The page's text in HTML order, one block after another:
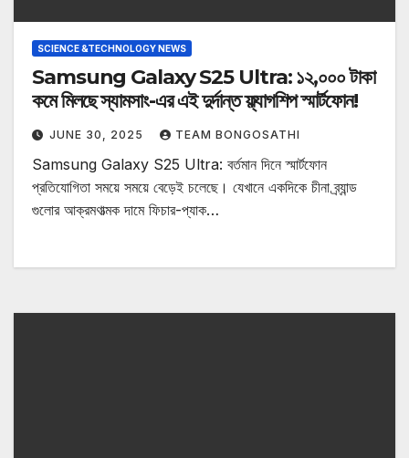
SCIENCE &TECHNOLOGY NEWS
Samsung Galaxy S25 Ultra: ১২,০০০ টাকা
কমে মিলছে স্যামসাং-এর এই দুর্দান্ত ফ্ল্যাগশিপ স্মার্টফোন!
JUNE 30, 2025 TEAM BONGOSATHI
Samsung Galaxy S25 Ultra: বর্তমান দিনে স্মার্টফোন
প্রতিযোগিতা সময়ে সময়ে বেড়েই চলেছে। যেখানে একদিকে চীনা ব্র্যান্ড
গুলোর আক্রমণাত্মক দামে ফিচার-প্যাক…